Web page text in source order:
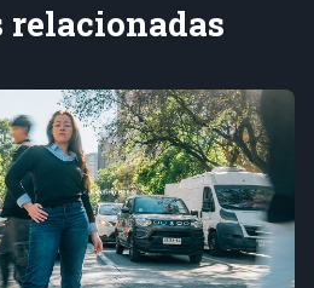
relacionadas